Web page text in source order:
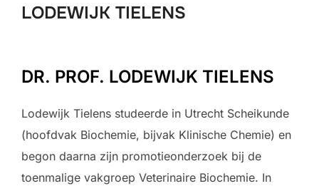
LODEWIJK TIELENS
DR. PROF. LODEWIJK TIELENS
Lodewijk Tielens studeerde in Utrecht Scheikunde
(hoofdvak Biochemie, bijvak Klinische Chemie) en
begon daarna zijn promotieonderzoek bij de
toenmalige vakgroep Veterinaire Biochemie. In